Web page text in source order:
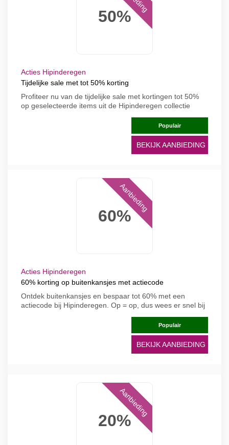
50%
Acties Hipinderegen
Tijdelijke sale met tot 50% korting
Profiteer nu van de tijdelijke sale met kortingen tot 50%
op geselecteerde items uit de Hipinderegen collectie
Populair
BEKIJK AANBIEDING
60%
Aanbieding
Acties Hipinderegen
60% korting op buitenkansjes met actiecode
Ontdek buitenkansjes en bespaar tot 60% met een
actiecode bij Hipinderegen. Op = op, dus wees er snel bij
Populair
BEKIJK AANBIEDING
20%
Aanbieding